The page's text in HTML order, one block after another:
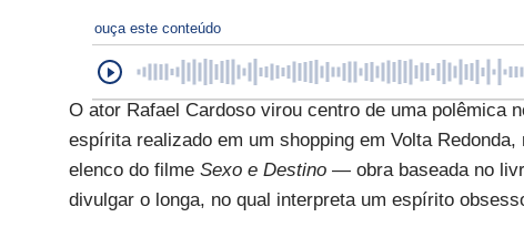
ouça este conteúdo
O ator Rafael Cardoso virou centro de uma polêmica
espírita realizado em um shopping em Volta
elenco do filme Sexo e Destino — obra baseada no
divulgar o longa, no qual interpreta um espírito